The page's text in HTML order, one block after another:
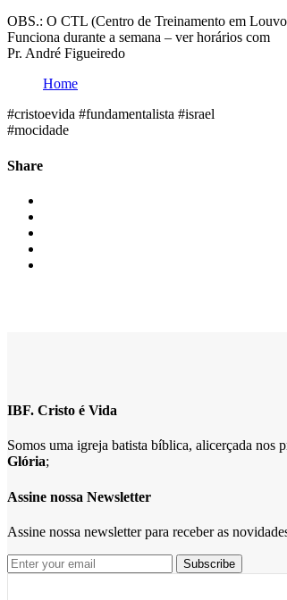
OBS.: O CTL (Centro de Treinamento em
Funciona durante a semana – ver horários com
Pr. André Figueiredo
Home
#cristoevida #fundamentalista #israel
#mocidade
Share
IBF. Cristo é Vida
Somos uma igreja batista bíblica, alicerçada nos
Glória;
Assine nossa Newsletter
Assine nossa newsletter para receber as